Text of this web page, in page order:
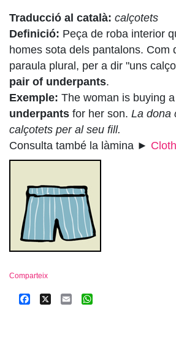
Traducció al català: calçotets
Definició: Peça de roba interior
homes sota dels pantalons. Com
paraula plural, per a dir "uns
pair of underpants.
Exemple: The woman is buying
underpants for her son. La dona
calçotets per al seu fill.
Consulta també la làmina ►
Comparteix
Facebook Email